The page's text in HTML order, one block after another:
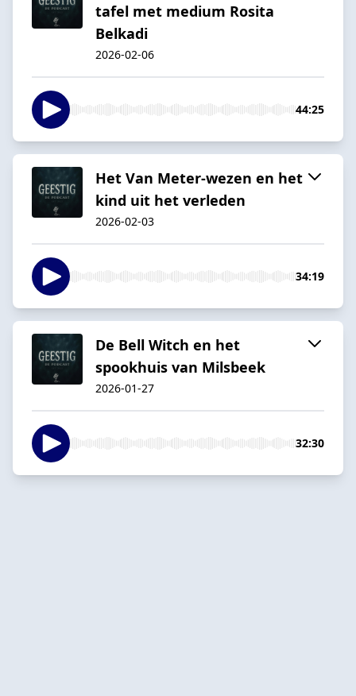
tafel met medium Rosita
Belkadi
2026-02-06
44:25
Het Van Meter-wezen en het
kind uit het verleden
2026-02-03
34:19
De Bell Witch en het
spookhuis van Milsbeek
2026-01-27
32:30